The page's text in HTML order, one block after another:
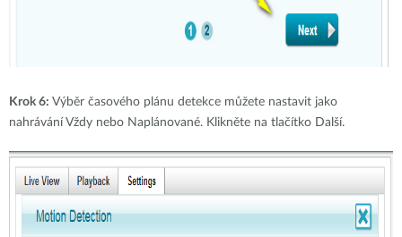
Krok 6: Výběr časového plánu detekce můžete nastavit jako
nahrávání Vždy nebo Naplánované. Klikněte na tlačítko Další.